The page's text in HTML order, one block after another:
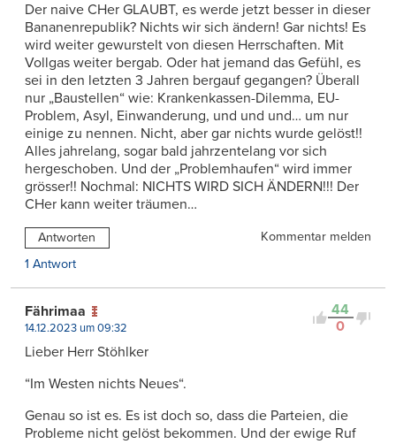
Der naive CHer GLAUBT, es werde jetzt besser in dieser
Bananenrepublik? Nichts wir sich ändern! Gar nichts! Es
wird weiter gewurstelt von diesen Herrschaften. Mit
Vollgas weiter bergab. Oder hat jemand das Gefühl, es
sei in den letzten 3 Jahren bergauf gegangen? Überall
nur „Baustellen“ wie: Krankenkassen-Dilemma, EU-
Problem, Asyl, Einwanderung, und und und… um nur
einige zu nennen. Nicht, aber gar nichts wurde gelöst!!
Alles jahrelang, sogar bald jahrzentelang vor sich
hergeschoben. Und der „Problemhaufen“ wird immer
grösser!! Nochmal: NICHTS WIRD SICH ÄNDERN!!! Der
CHer kann weiter träumen…
Antworten
Kommentar melden
1 Antwort
44
0
Fährimaa
14.12.2023 um 09:32
Lieber Herr Stöhlker
“Im Westen nichts Neues“.
Genau so ist es. Es ist doch so, dass die Parteien, die
Probleme nicht gelöst bekommen. Und der ewige Ruf